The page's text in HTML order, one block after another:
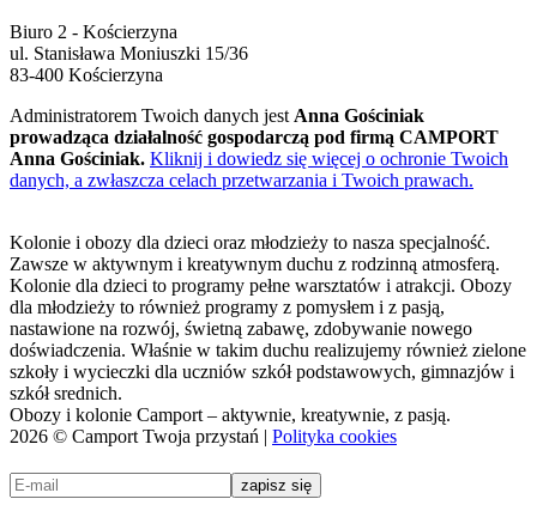
Biuro 2 - Kościerzyna
ul. Stanisława Moniuszki 15/36
83-400 Kościerzyna
Administratorem Twoich danych jest Anna Gościniak
prowadząca działalność gospodarczą pod firmą CAMPORT
Anna Gościniak. Kliknij i dowiedz się więcej o ochronie Twoich
danych, a zwłaszcza celach przetwarzania i Twoich prawach.
Kolonie i obozy dla dzieci oraz młodzieży to nasza specjalność.
Zawsze w aktywnym i kreatywnym duchu z rodzinną atmosferą.
Kolonie dla dzieci to programy pełne warsztatów i atrakcji. Obozy
dla młodzieży to również programy z pomysłem i z pasją,
nastawione na rozwój, świetną zabawę, zdobywanie nowego
doświadczenia. Właśnie w takim duchu realizujemy również zielone
szkoły i wycieczki dla uczniów szkół podstawowych, gimnazjów i
szkół srednich.
Obozy i kolonie Camport – aktywnie, kreatywnie, z pasją.
2026 © Camport Twoja przystań | Polityka cookies